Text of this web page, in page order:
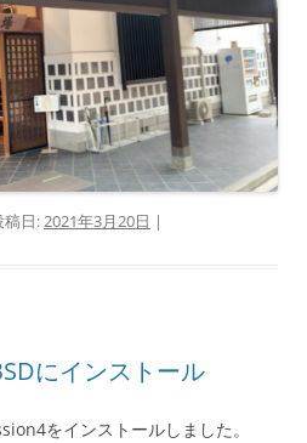
稿日:2021年3月20日 |
にインストール
をインストールしました。